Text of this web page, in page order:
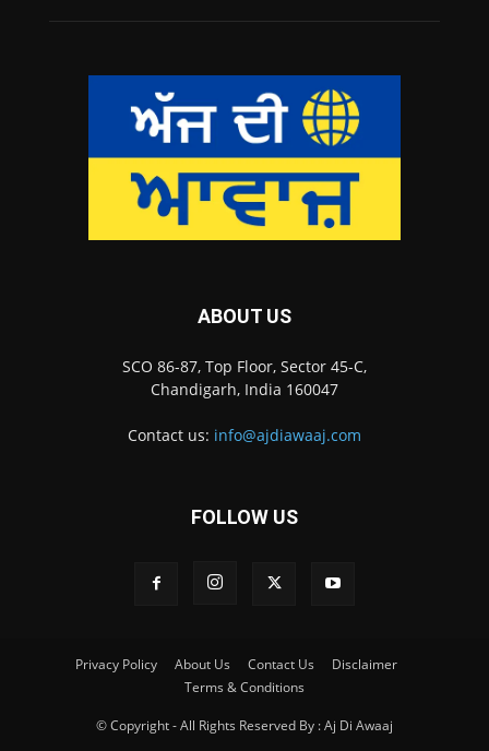
ABOUT US
SCO 86-87, Top Floor, Sector 45-C,
Chandigarh, India 160047
Contact us: info@ajdiawaaj.com
FOLLOW US
Privacy Policy About Us Contact Us
Disclaimer
Terms & Conditions
© Copyright - All Rights Reserved By : Aj Di Awaaj